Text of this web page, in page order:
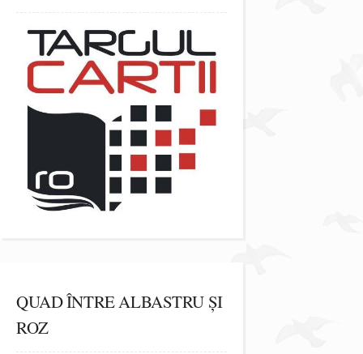
QUAD ÎNTRE ALBASTRU ȘI
ROZ